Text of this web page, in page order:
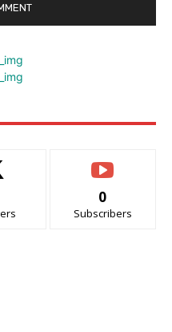
0
Subscribers